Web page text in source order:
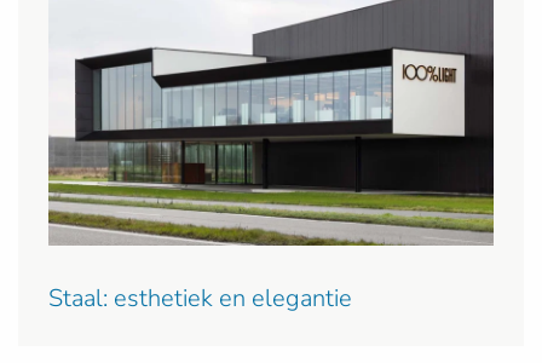
Staal: esthetiek en elegantie